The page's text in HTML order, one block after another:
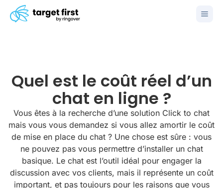
Quel est le coût réel d’un
chat en ligne ?
Vous êtes à la recherche d’une solution Click to chat
mais vous vous demandez si vous allez amortir le coût
de mise en place du chat ? Une chose est sûre : vous
ne pouvez pas vous permettre d’installer un chat
basique. Le chat est l’outil idéal pour engager la
discussion avec vos clients, mais il représente un coût
important, et pas toujours pour les raisons que vous